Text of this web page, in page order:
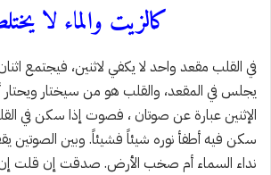
كالزيت والماء لا
في القلب مقعد واحد لا يكفي لاثنين، فيجتمع
يجلس في المقعد، والقلب هو من سيختار ويحتار
الإثنين عبارة عن صوتان ، فصوت إذا سكن في
سكن فيه أطفأ نوره شيئاً فشيئاً. وبين الصوتين
نداء السماء أم صخب الأرض. صدقت إن قلت إن